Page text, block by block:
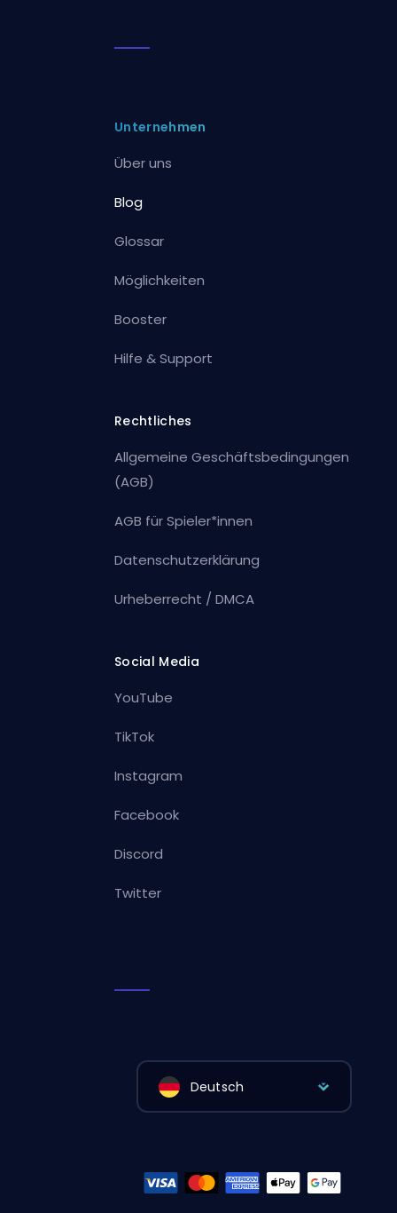
Unternehmen
Über uns
Blog
Glossar
Möglichkeiten
Booster
Hilfe & Support
Rechtliches
Allgemeine Geschäftsbedingungen
(AGB)
AGB für Spieler*innen
Datenschutzerklärung
Urheberrecht / DMCA
Social Media
YouTube
TikTok
Instagram
Facebook
Discord
Twitter
Deutsch